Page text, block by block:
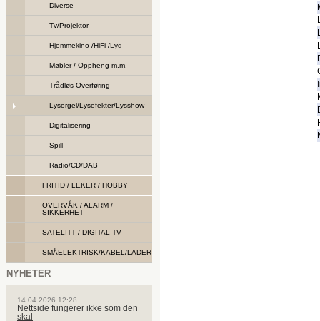
Diverse
Tv/Projektor
Hjemmekino /HiFi /Lyd
Møbler / Oppheng m.m.
Trådløs Overføring
Lysorgel/Lysefekter/Lysshow
Digitalisering
Spill
Radio/CD/DAB
FRITID / LEKER / HOBBY
OVERVÅK / ALARM /
SIKKERHET
SATELITT / DIGITAL-TV
SMÅELEKTRISK/KABEL/LADER
NYHETER
14.04.2026 12:28
Nettside fungerer ikke som den
skal